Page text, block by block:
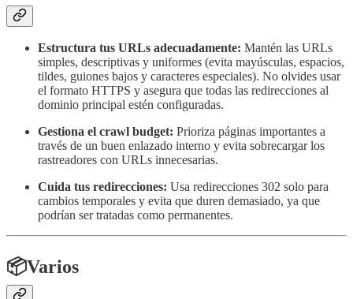
Estructura tus URLs adecuadamente: Mantén las URLs
simples, descriptivas y uniformes (evita mayúsculas, espacios,
tildes, guiones bajos y caracteres especiales). No olvides usar
el formato HTTPS y asegura que todas las redirecciones al
dominio principal estén configuradas​​.
Gestiona el crawl budget: Prioriza páginas importantes a
través de un buen enlazado interno y evita sobrecargar los
rastreadores con URLs innecesarias​.
Cuida tus redirecciones: Usa redirecciones 302 solo para
cambios temporales y evita que duren demasiado, ya que
podrían ser tratadas como permanentes​.
📦Varios